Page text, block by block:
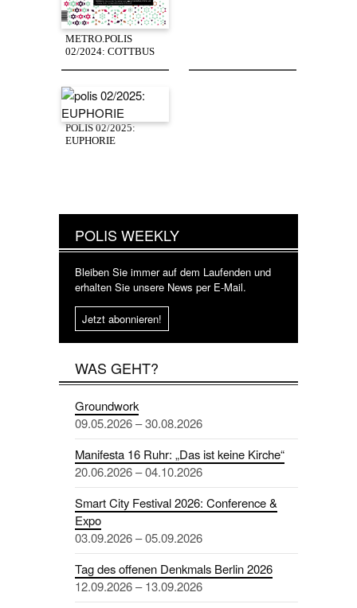
METRO.POLIS
02/2024: COTTBUS
POLIS 02/2025:
EUPHORIE
POLIS WEEKLY
Bleiben Sie immer auf dem Laufenden und
erhalten Sie unsere News per E-Mail.
Jetzt abonnieren!
WAS GEHT?
Groundwork
09.05.2026 – 30.08.2026
Manifesta 16 Ruhr: „Das ist keine Kirche“
20.06.2026 – 04.10.2026
Smart City Festival 2026: Conference &
Expo
03.09.2026 – 05.09.2026
Tag des offenen Denkmals Berlin 2026
12.09.2026 – 13.09.2026